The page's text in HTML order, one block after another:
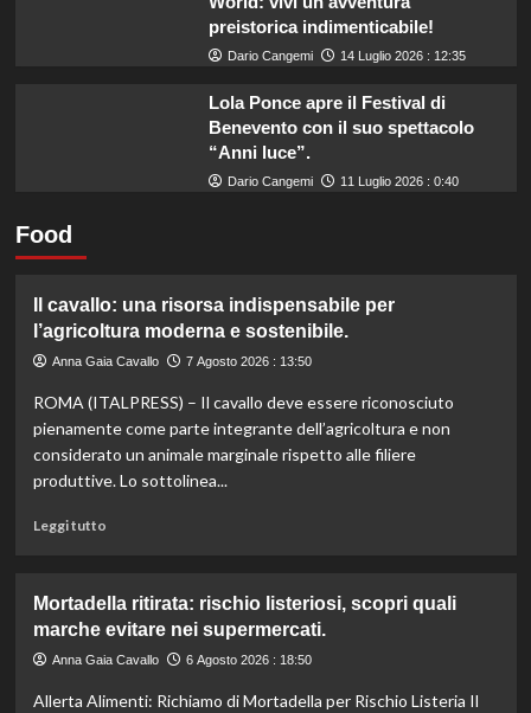
preistorica indimenticabile!
Dario Cangemi 14 Luglio 2026 : 12:35
Lola Ponce apre il Festival di
Benevento con il suo spettacolo
“Anni luce”.
Dario Cangemi 11 Luglio 2026 : 0:40
Food
Il cavallo: una risorsa indispensabile per
l’agricoltura moderna e sostenibile.
Anna Gaia Cavallo 7 Agosto 2026 : 13:50
ROMA (ITALPRESS) – Il cavallo deve essere riconosciuto
pienamente come parte integrante dell’agricoltura e non
considerato un animale marginale rispetto alle filiere
produttive. Lo sottolinea...
Leggi tuttoLeggi
Il
cavallo:
una
indispensabile
Mortadella ritirata: rischio listeriosi, scopri quali
marche evitare nei supermercati.
Anna Gaia Cavallo 6 Agosto 2026 : 18:50
Allerta Alimenti: Richiamo di Mortadella per Rischio Listeria Il